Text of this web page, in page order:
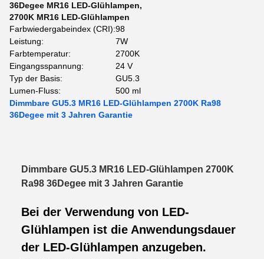
36Degee MR16 LED-Glühlampen,
2700K MR16 LED-Glühlampen
Farbwiedergabeindex (CRI):98
Leistung:
7W
Farbtemperatur:
2700K
Eingangsspannung:
24 V
Typ der Basis:
GU5.3
Lumen-Fluss:
500 ml
Dimmbare GU5.3 MR16 LED-Glühlampen 2700K Ra98
36Degee mit 3 Jahren Garantie
Dimmbare GU5.3 MR16 LED-Glühlampen 2700K
Ra98 36Degee mit 3 Jahren Garantie
Bei der Verwendung von LED-
Glühlampen ist die Anwendungsdauer
der LED-Glühlampen anzugeben.